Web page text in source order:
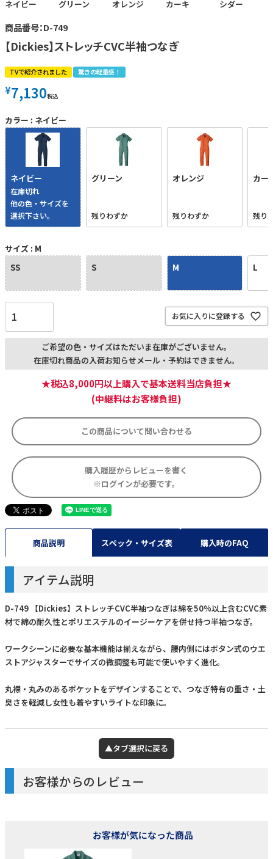
ネイビー グリーン オレンジ カーキ シダー
商品番号：D-749
【Dickies】ストレッチCVC半袖つなぎ
TVで紹介されました 驚きの軽量感！
¥7,130税込
カラー ネイビー
ネイビー
在庫切れ
他の色・サイズを
選択下さい。
グリーン
残りわずか
オレンジ
残りわずか
カー
残り
サイズ M
SS
S M L
お気に入りに登録する
ご希望の色・サイズはただいま在庫がございません。
在庫切れ商品の入荷お知らせメール・予約はできません。
★税込8,000円以上購入で基本送料当店負担★
(中継料はお客様負担)
この商品について問い合わせる
購入履歴からレビューを書く
※ログインが必要です。
商品説明 スペック・サイズ表 購入時のFAQ
アイテム説明
D-749 【Dickies】ストレッチCVC半袖つなぎは綿を50%以上含むCVC素
材で綿の耐久性とポリエステルのイージーケアを併せ持つ半袖つなぎ。
ワークシーンに必要な基本機能は揃えながら、腰内側にはボタン式のウエ
ストアジャスターでサイズの微調整も可能で使いやすく進化。
丸襟・丸みのあるポケットをデザインすることで、つなぎ特有の重さ・土
臭さを軽減し女性も着やすいライトな印象に。
▲タブ選択に戻る
お客様からのレビュー
お客様が気になった商品